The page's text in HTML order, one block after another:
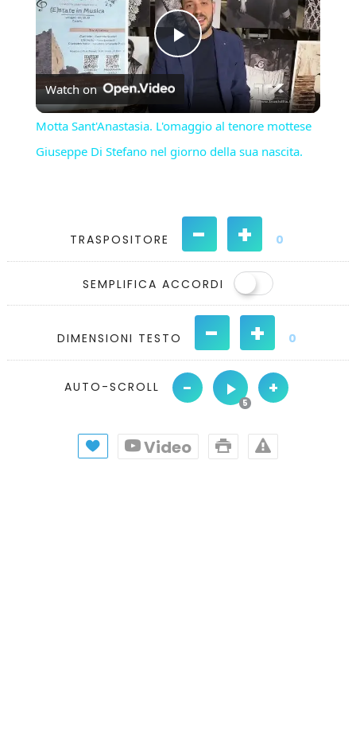
Play
Video
Watch on
Motta Sant'Anastasia. L'omaggio al tenore mottese
Giuseppe Di Stefano nel giorno della sua nascita.
TRASPOSITORE - + 0
SEMPLIFICA ACCORDI
DIMENSIONI TESTO - + 0
AUTO-SCROLL - +
Video